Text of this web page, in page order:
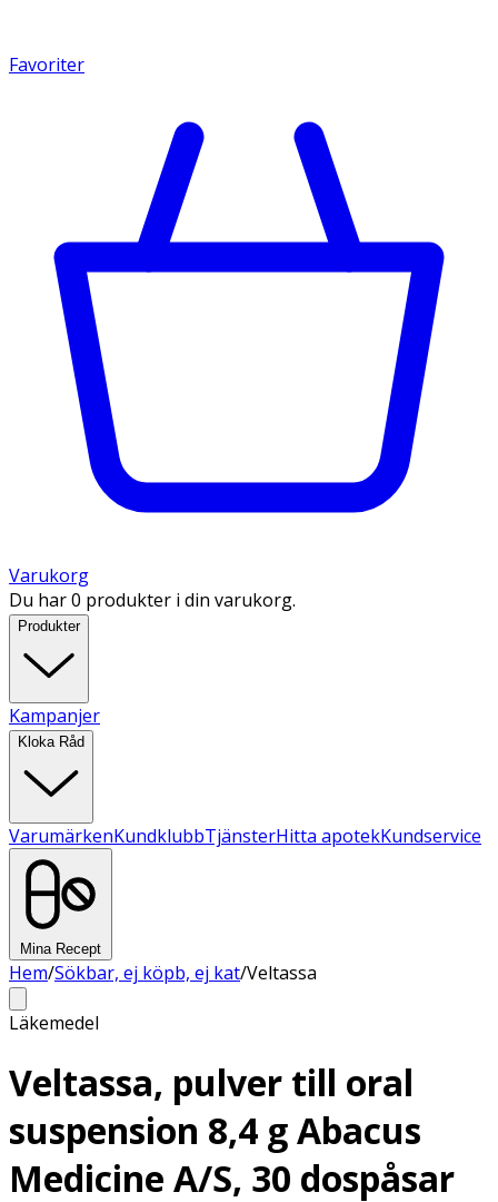
Favoriter
Varukorg
Du har 0 produkter i din varukorg.
Produkter
Kampanjer
Kloka Råd
VarumärkenKundklubbTjänsterHitta apotekKundservice
Mina Recept
Hem/Sökbar, ej köpb, ej kat/Veltassa
Läkemedel
Veltassa, pulver till oral
suspension 8,4 g Abacus
Medicine A/S, 30 dospåsar